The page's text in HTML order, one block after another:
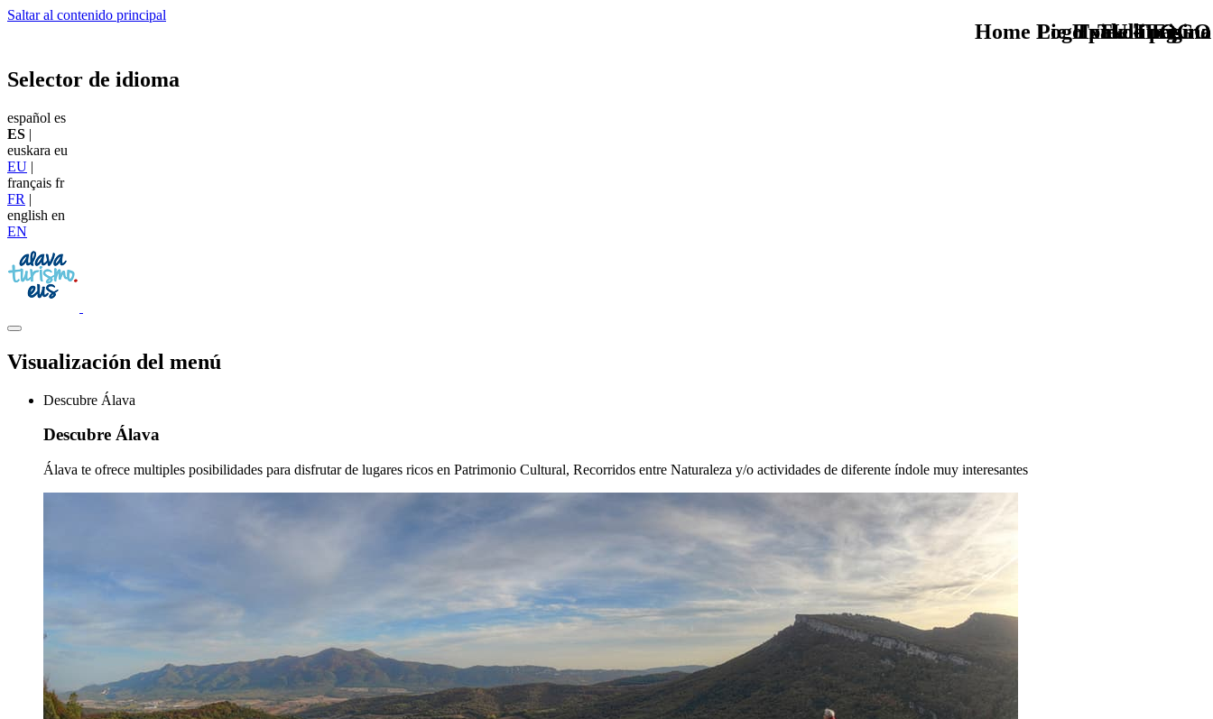
Saltar al contenido principal
TU - LOGO
Selector de idioma
español es
ES |
euskara eu
EU |
français fr
FR |
english en
EN
Visualización del menú
Descubre Álava
Descubre Álava
Álava te ofrece multiples posibilidades para disfrutar de lugares ricos en Patrimonio Cultural, Recorridos entre Naturaleza y/o actividades de diferente índole muy interesantes
Txakoli Eguna
Home Logo pie de página
Pie Home Turismo